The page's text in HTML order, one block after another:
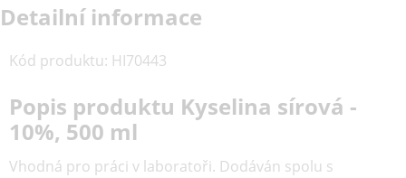
Detailní informace
Kód produktu: HI70443
Popis produktu Kyselina sírová -
10%, 500 ml
Vhodná pro práci v laboratoři. Dodáván spolu s